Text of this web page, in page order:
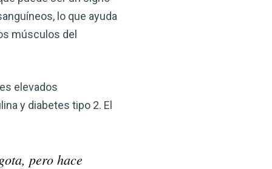
lo que ayuda
músculos del
elevados
y diabetes tipo 2. El
pero hace
es un gran
AHORA